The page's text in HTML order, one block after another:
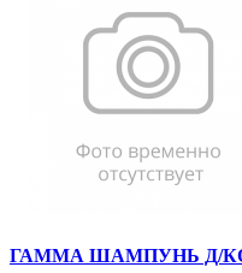
ГАММА ШАМПУНЬ Д/